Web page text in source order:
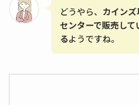
どうやら、 カイン
センターで販売し
るようですね。